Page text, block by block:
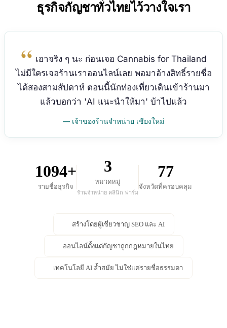
ธุรกิจกัญชาทั่วไทยไว้วางใจเรา
เอาจริง ๆ นะ ก่อนเจอ Cannabis for Thailand
ไม่มีใครเจอร้านเราออนไลน์เลย พอมาอ้างสิทธิ์รายชื่อ
ได้สองสามสัปดาห์ ตอนนี้นักท่องเที่ยวเดินเข้าร้านมา
แล้วบอกว่า 'AI แนะนำให้มา' บ้าไปแล้ว
— เจ้าของร้านจำหน่าย เชียงใหม่
1094+
รายชื่อธุรกิจ
3
หมวดหมู่
ร้านจำหน่าย คลินิก ฟาร์ม
77
จังหวัดที่ครอบคลุม
สร้างโดยผู้เชี่ยวชาญ SEO และ AI
ออนไลน์ตั้งแต่กัญชาถูกกฎหมายในไทย
เทคโนโลยี AI ล้ำสมัย ไม่ใช่แค่รายชื่อธรรมดา